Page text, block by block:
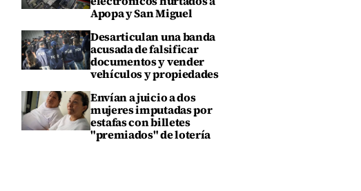
Apopa y San Miguel
Desarticulan una banda
acusada de falsificar
documentos y vender
vehículos y propiedades
Envían a juicio a dos
mujeres imputadas por
estafas con billetes
"premiados" de lotería